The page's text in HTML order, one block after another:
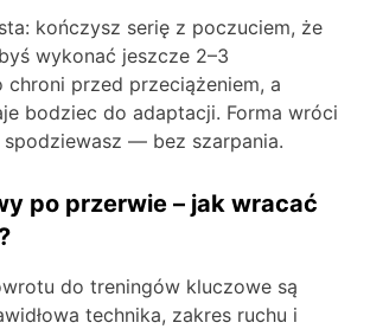
kończysz serię z poczuciem, że
wykonać jeszcze 2–3
chroni przed przeciążeniem, a
bodziec do adaptacji. Forma wróci
spodziewasz — bez szarpania.
po przerwie – jak wracać
do treningów kluczowe są
technika, zakres ruchu i